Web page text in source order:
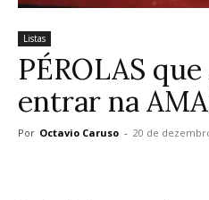
Listas
PÉROLAS
entrar na
Por Octavio Caruso - 20 de